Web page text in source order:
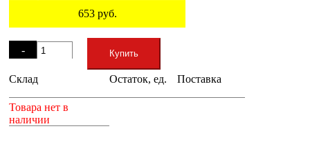
653руб.
-
+
Купить
Склад Остаток, ед. Поставка
Товара нет в
наличии